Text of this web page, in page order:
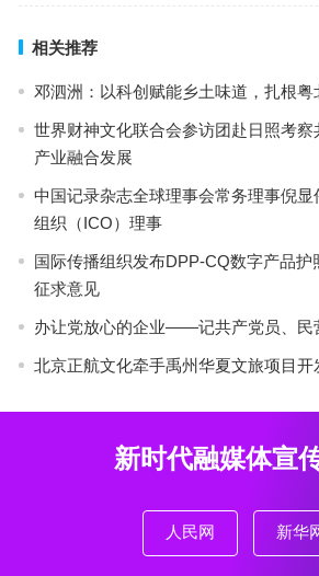
相关推荐
邓泗洲：以科创赋能乡土味道，扎根
世界财神文化联合会参访团赴日照考
产业融合发展
中国记录杂志全球理事会常务理事倪
组织（ICO）理事
国际传播组织发布DPP-CQ数字产品护
征求意见
办让党放心的企业——记共产党员、民
北京正航文化牵手禹州华夏文旅项目开
新时代融媒体宣
人民网 新华